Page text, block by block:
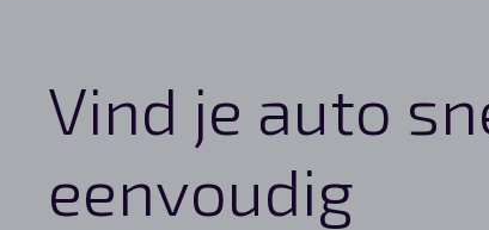
Vind je auto
eenvoudig
Elektrische auto’s
Private lease